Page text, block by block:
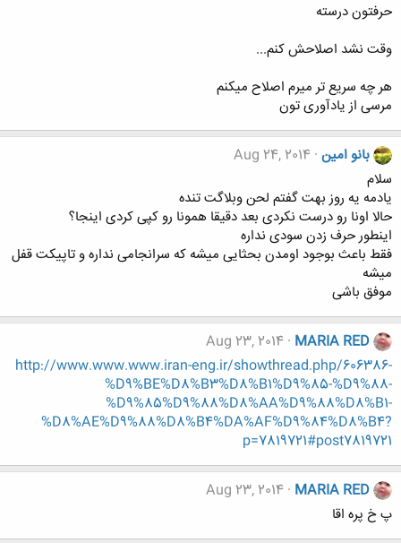
حرفتون درسته
وقت نشد اصلاحش کنم...
هر چه سریع تر میرم اصلاح میکنم
مرسی از یادآوری تون
بانو امین Aug 24, 2014
سلام
یادمه یه روز بهت گفتم لحن وبلاگت تنده
حالا اونا رو درست نکردی بعد دقیقا همونا رو کپی کردی اینجا؟
اینطور حرف زدن سودی نداره
فقط باعث بوجود اومدن بحثایی میشه که سرانجامی نداره و تاپیکت قفل
میشه
موفق باشی
MARIA RED
Aug 23, 2014
http://www.www.www.iran-eng.ir/showthread.php/606386-
%D9%BE%D8%B3%D8%B1%D9%85-%D9%88-
%D9%85%D9%88%D8%AA%D9%88%D8%B1-
%D8%AE%D9%88%D8%B4%DA%AF%D9%84%D8%B4?
p=7819721#post7819721
MARIA RED
Aug 23, 2014
پ خ پره اقا